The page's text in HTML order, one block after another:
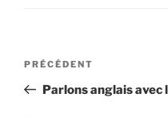
Navigation
l’article
Article
précédent
PRÉCÉDENT
Parlons anglais avec